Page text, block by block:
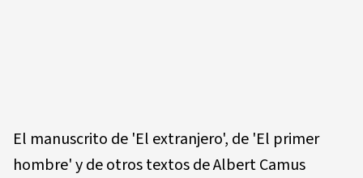
El manuscrito de 'El extranjero', de 'El primer
hombre' y de otros textos de Albert Camus